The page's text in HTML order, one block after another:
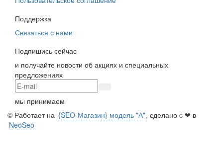
Поддержка
Связаться с нами
Подпишись сейчас
и получайте новости об акциях и специальных
предложениях
мы принимаем
© Работает на {SEO-Магазин} модель "А", сделано c ❤ в
NeoSeo